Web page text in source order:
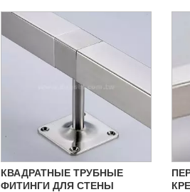
КВАДРАТНЫЕ ТРУБНЫЕ
ФИТИНГИ ДЛЯ СТЕНЫ